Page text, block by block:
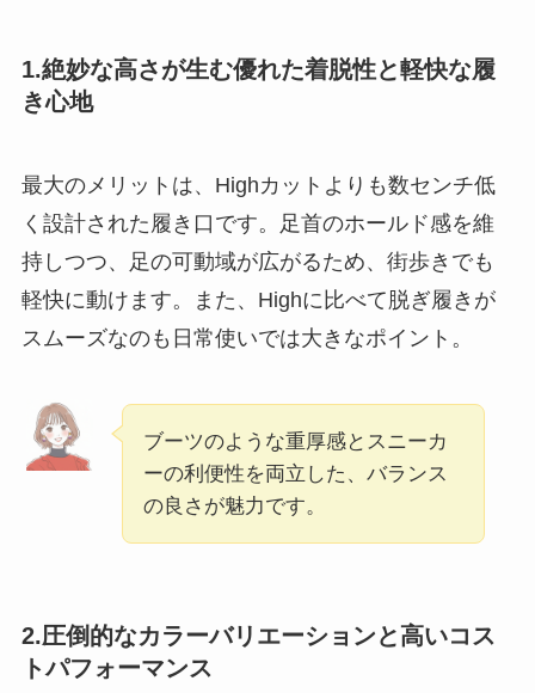
1.絶妙な高さが生む優れた着脱性と軽快な履
き心地
最大のメリットは、Highカットよりも数センチ低
く設計された履き口です。足首のホールド感を維
持しつつ、足の可動域が広がるため、街歩きでも
軽快に動けます。また、Highに比べて脱ぎ履きが
スムーズなのも日常使いでは大きなポイント。
ブーツのような重厚感とスニーカ
ーの利便性を両立した、バランス
の良さが魅力です。
2.圧倒的なカラーバリエーションと高いコス
トパフォーマンス